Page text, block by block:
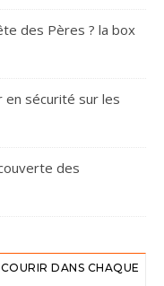
des Pères ? la box
en sécurité sur les
des
DANS CHAQUE